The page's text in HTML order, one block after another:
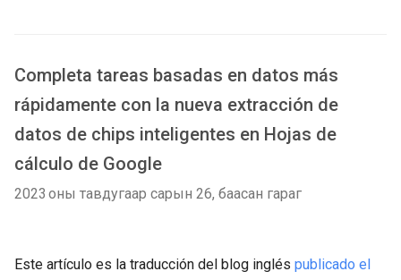
Completa tareas basadas en datos más
rápidamente con la nueva extracción de
datos de chips inteligentes en Hojas de
cálculo de Google
2023 оны тавдугаар сарын 26, баасан гараг
Este artículo es la traducción del blog inglés publicado el